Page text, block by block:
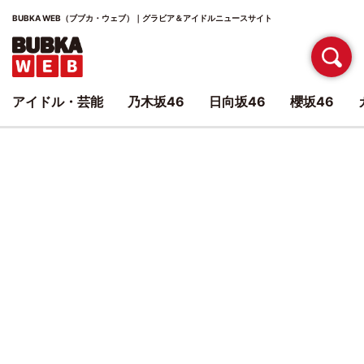
BUBKA WEB（ブブカ・ウェブ）｜グラビア＆アイドルニュースサイト
アイドル・芸能 乃木坂46 日向坂46 櫻坂46